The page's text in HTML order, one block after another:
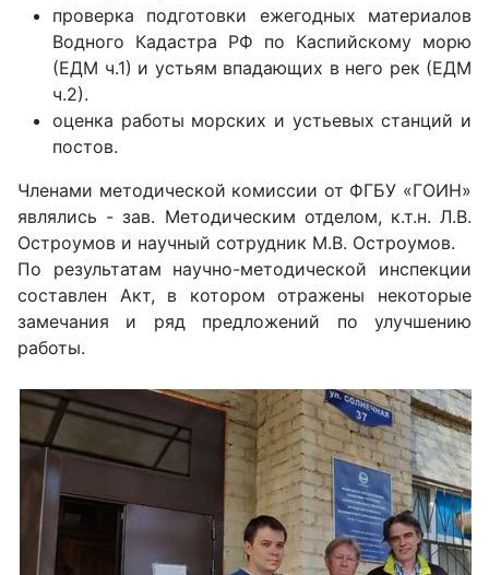
проверка подготовки ежегодных материалов
Водного Кадастра РФ по Каспийскому морю
(ЕДМ ч.1) и устьям впадающих в него рек (ЕДМ
ч.2).
оценка работы морских и устьевых станций и
постов.
Членами методической комиссии от ФГБУ «ГОИН»
являлись - зав. Методическим отделом, к.т.н. Л.В.
Остроумов и научный сотрудник М.В. Остроумов.
По результатам научно-методической инспекции
составлен Акт, в котором отражены некоторые
замечания и ряд предложений по улучшению
работы.